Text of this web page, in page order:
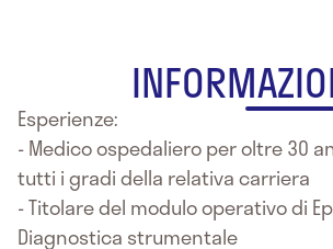
Esperienze:
- Medico ospedaliero per oltre 30
tutti i gradi della relativa carriera
- Titolare del modulo operativo di
Diagnostica strumentale